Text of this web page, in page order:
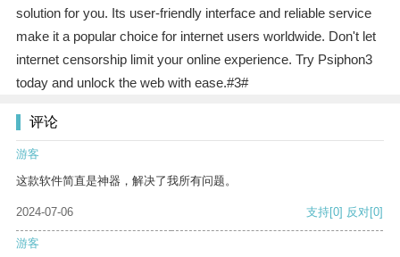
solution for you. Its user-friendly interface and reliable service
make it a popular choice for internet users worldwide. Don't let
internet censorship limit your online experience. Try Psiphon3
today and unlock the web with ease.#3#
评论
游客
这款软件简直是神器，解决了我所有问题。
2024-07-06 支持[0] 反对[0]
游客